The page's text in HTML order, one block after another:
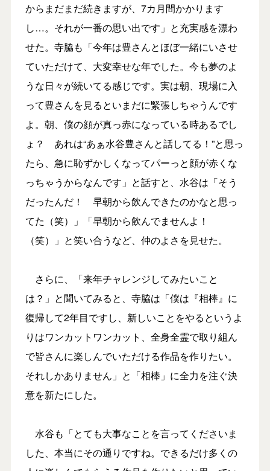
からまだまだ続きますが、7カ月間かかります
し…。それが一番の思い出です」と充実感を漂わ
せた。寺脇も「今年は豊さんとほぼ一緒にいさせ
ていただけて、大変幸せな年でした。今も夢のよ
うな日々が続いてる感じです。実は朝、現場に入
って豊さんを見るといまだに緊張しちゃうんです
よ。朝、僕の顔が真っ赤になっている時あるでし
ょ？ あれは“あぁ水谷豊さんと話してる！”と思っ
たら、急に恥ずかしくなってパーっと顔が赤くな
っちゃうからなんです」と話すと、水谷は「そう
だったんだ！ 早朝から飲んできたのかなと思っ
てた（笑）」「早朝から飲んでませんよ！
（笑）」と笑い合うなど、仲のよさを見せた。
さらに、「来年チャレンジしてみたいこと
は？」と聞いてみると、寺脇は「僕は『相棒』に
復帰して2年目ですし、新しいことをやるというよ
りはワンカットワンカット、全身全霊で取り組ん
で皆さんに楽しんでいただける作品を作りたい。
それしかありません」と「相棒」に全力を注ぐ決
意を新たにした。
水谷も「とても大事なことを言ってくださいま
した、本当にその通りですね。できるだけ多くの